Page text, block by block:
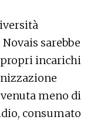
sarebbe
incarichi
meno di
consumato